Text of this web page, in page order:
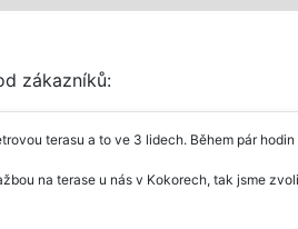
zákazníků:
terasu a to ve 3 lidech. Během pár
na terase u nás v Kokorech, tak jsme